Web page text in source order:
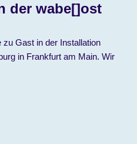
der wabe[]ost
Gast in der Installation
in Frankfurt am Main. Wir